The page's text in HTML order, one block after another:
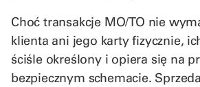
Choć transakcje MO/TO nie
klienta ani jego karty fizycznie,
ściśle określony i opiera się na
bezpiecznym schemacie.